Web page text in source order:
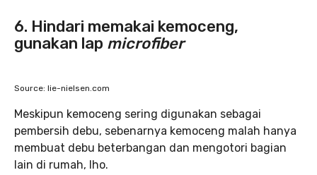
6. Hindari memakai kemoceng,
gunakan lap microfiber
Source: lie-nielsen.com
Meskipun kemoceng sering digunakan sebagai
pembersih debu, sebenarnya kemoceng malah hanya
membuat debu beterbangan dan mengotori bagian
lain di rumah, lho.